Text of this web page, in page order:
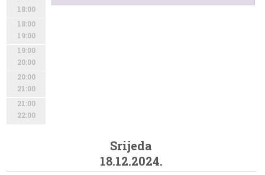
18:00
18:00
19:00
19:00
20:00
20:00
21:00
21:00
22:00
Srijeda
18.12.2024.